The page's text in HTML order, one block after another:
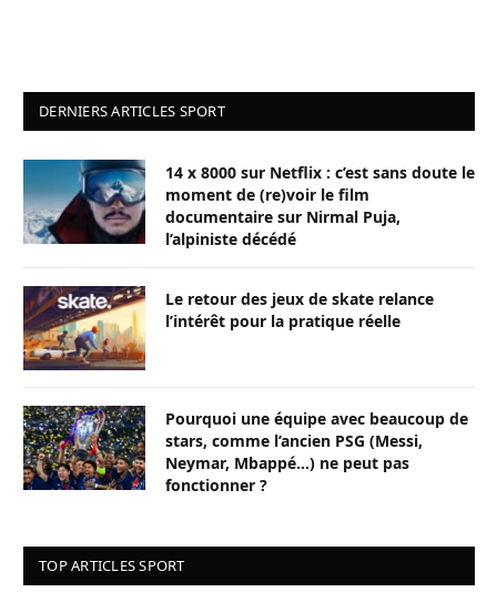
DERNIERS ARTICLES SPORT
14 x 8000 sur Netflix : c’est sans doute le
moment de (re)voir le film
documentaire sur Nirmal Puja,
l’alpiniste décédé
Le retour des jeux de skate relance
l’intérêt pour la pratique réelle
Pourquoi une équipe avec beaucoup de
stars, comme l’ancien PSG (Messi,
Neymar, Mbappé…) ne peut pas
fonctionner ?
TOP ARTICLES SPORT